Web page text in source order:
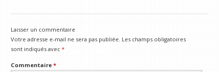
Laisser un commentaire
Votre adresse e-mail ne sera pas publiée. Les champs obligatoires
sont indiqués avec*
Commentaire*